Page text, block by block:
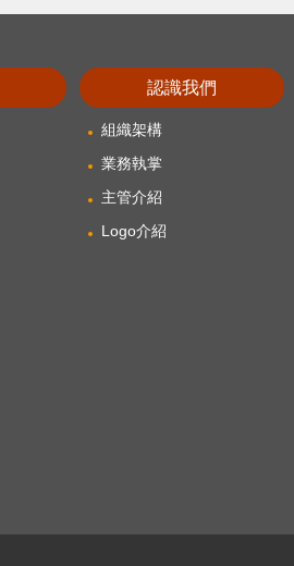
認識我們
組織架構
業務執掌
主管介紹
Logo介紹